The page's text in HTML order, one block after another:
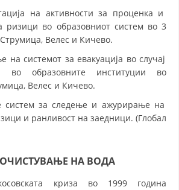
на активности за проценка и
ризици во образовниот систем во 3
Велес и Кичево.
на системот за евакуација во случај
во образовните институции во
Велес и Кичево.
систем за следење и ажурирање на
и ранливост на заедници. (Глобал
НА ВОДА
криза во 1999 година